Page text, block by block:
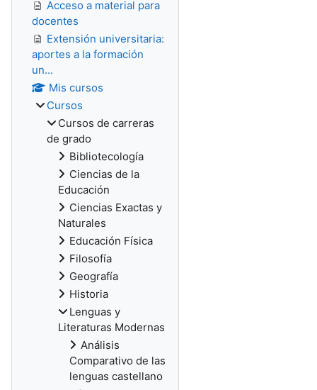
Acceso a material para
docentes
Extensión universitaria:
aportes a la formación
un...
Mis cursos
Cursos
Cursos de carreras
de grado
Bibliotecología
Ciencias de la
Educación
Ciencias Exactas y
Naturales
Educación Física
Filosofía
Geografía
Historia
Lenguas y
Literaturas Modernas
Análisis
Comparativo de las
lenguas castellano